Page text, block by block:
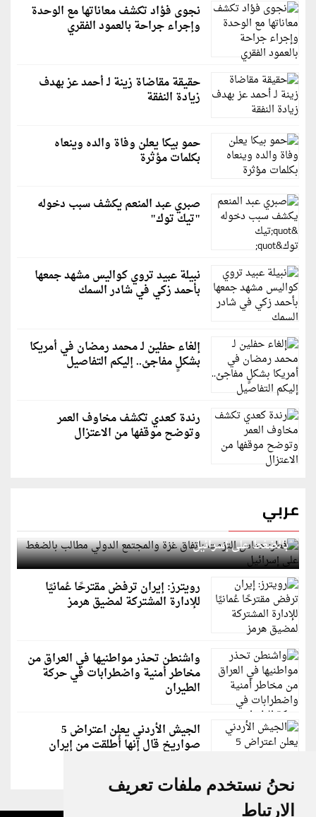
نحنُ نستخدم ملفات تعريف
الارتباط
نجوى فؤاد تكشف معاناتها مع الوحدة
وإجراء جراحة بالعمود الفقري
حقيقة مقاضاة زينة لـ أحمد عز بهدف
زيادة النفقة
حمو بيكا يعلن وفاة والده وينعاه
بكلمات مؤثرة
صبري عبد المنعم يكشف سبب دخوله
"تيك توك"
نبيلة عبيد تروي كواليس مشهد جمعها
بأحمد زكي في شادر السمك
إلغاء حفلين لـ محمد رمضان في أمريكا
بشكلٍ مفاجئ.. إليكم التفاصيل
رندة كعدي تكشف مخاوف العمر
وتوضح موقفها من الاعتزال
عربي
قطر: حماس التزمت باتفاق غزة والمجتمع الدولي مطالب
بالضغط على إسرائيل
رويترز: إيران ترفض مقترحًا عُمانيًا
للإدارة المشتركة لمضيق هرمز
واشنطن تحذر مواطنيها في العراق من
مخاطر أمنية واضطرابات في حركة
الطيران
الجيش الأردني يعلن اعتراض 5
صواريخ قال إنها أُطلقت من إيران